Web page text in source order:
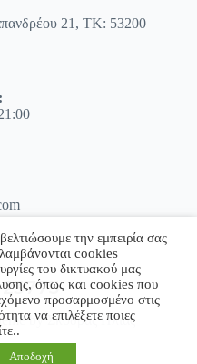
21, ΤΚ: 53200
by Σκόδρας Ηλίας
την εμπειρία σας
cookies
του δικτυακού μας
όπως και cookies που
προσαρμοσμένο στις
να επιλέξετε ποιες
Αποδοχή